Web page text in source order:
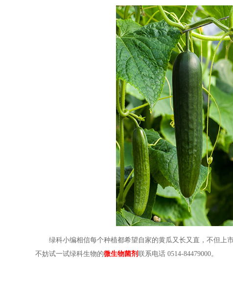
绿科小编相信每个种植都希望自家的黄瓜又长又直，不但上
不妨试一试绿科生物的微生物菌剂 联系电话 0514-84479000。